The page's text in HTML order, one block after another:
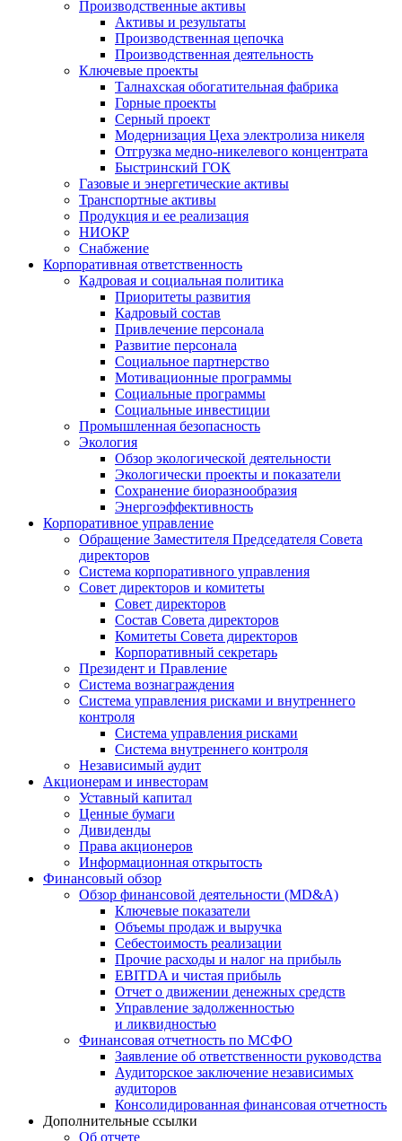
Производственные активы
Активы и результаты
Производственная цепочка
Производственная деятельность
Ключевые проекты
Талнахская обогатительная фабрика
Горные проекты
Серный проект
Модернизация Цеха электролиза никеля
Отгрузка медно-никелевого концентрата
Быстринский ГОК
Газовые и энергетические активы
Транспортные активы
Продукция и ее реализация
НИОКР
Снабжение
Корпоративная ответственность
Кадровая и социальная политика
Приоритеты развития
Кадровый состав
Привлечение персонала
Развитие персонала
Социальное партнерство
Мотивационные программы
Социальные программы
Социальные инвестиции
Промышленная безопасность
Экология
Обзор экологической деятельности
Экологически проекты и показатели
Сохранение биоразнообразия
Энергоэффективность
Корпоративное управление
Обращение Заместителя Председателя Совета
директоров
Система корпоративного управления
Совет директоров и комитеты
Совет директоров
Состав Совета директоров
Комитеты Совета директоров
Корпоративный секретарь
Президент и Правление
Система вознаграждения
Система управления рисками и внутреннего
контроля
Система управления рисками
Система внутреннего контроля
Независимый аудит
Акционерам и инвесторам
Уставный капитал
Ценные бумаги
Дивиденды
Права акционеров
Информационная открытость
Финансовый обзор
Обзор финансовой деятельности (MD&A)
Ключевые показатели
Объемы продаж и выручка
Себестоимость реализации
Прочие расходы и налог на прибыль
EBITDA и чистая прибыль
Отчет о движении денежных средств
Управление задолженностью
и ликвидностью
Финансовая отчетность по МСФО
Заявление об ответственности руководства
Аудиторское заключение независимых
аудиторов
Консолидированная финансовая отчетность
Дополнительные ссылки
Об отчете